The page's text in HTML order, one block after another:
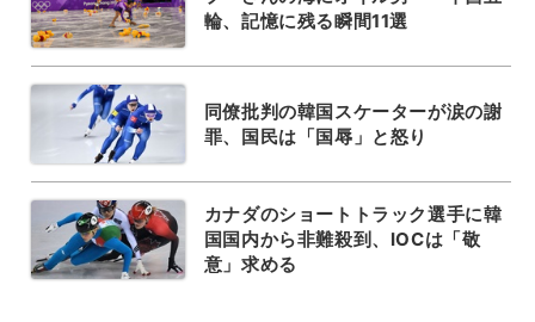
輪、記憶に残る瞬間11選
同僚批判の韓国スケーターが涙の謝
罪、国民は「国辱」と怒り
カナダのショートトラック選手に韓
国国内から非難殺到、IOCは「敬
意」求める